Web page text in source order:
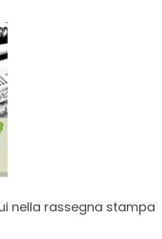
nella rassegna stampa